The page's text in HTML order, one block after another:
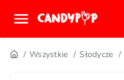
Wszystkie Słodycze